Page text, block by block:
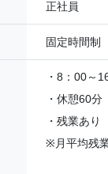
正社員
固定時間制
・8：00～
・休憩60分
・残業あり
※月平均残